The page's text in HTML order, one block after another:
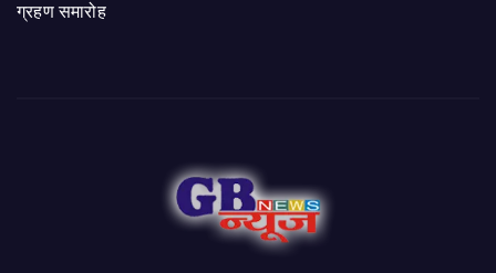
ग्रहण समारोह